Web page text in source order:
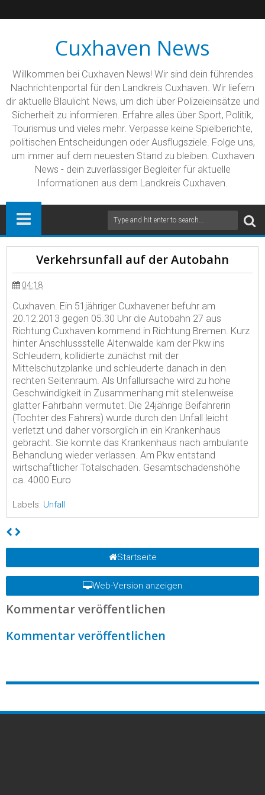
Cuxhaven News
Willkommen bei Cuxhaven News! Wir sind dein führendes
Nachrichtenportal für den Landkreis Cuxhaven. Wir liefern
dir aktuelle Blaulicht News, um dich über Polizeieinsätze und
Sicherheit zu informieren. Erfahre alles über Sport, Politik,
Tourismus und vieles mehr. Verpasse keine Spielberichte,
politischen Entscheidungen oder Ausflugsziele. Folge uns,
um immer auf dem neuesten Stand zu bleiben. Cuxhaven
News - dein zuverlässiger Begleiter für aktuelle
Informationen aus dem Landkreis Cuxhaven.
Verkehrsunfall auf der Autobahn
04:18
Cuxhaven. Ein 51jähriger Cuxhavener befuhr am
20.12.2013 gegen 05.30 Uhr die Autobahn 27 aus
Richtung Cuxhaven kommend in Richtung Bremen. Kurz
hinter Anschlussstelle Altenwalde kam der Pkw ins
Schleudern, kollidierte zunächst mit der
Mittelschutzplanke und schleuderte danach in den
rechten Seitenraum. Als Unfallursache wird zu hohe
Geschwindigkeit in Zusammenhang mit stellenweise
glatter Fahrbahn vermutet. Die 24jährige Beifahrerin
(Tochter des Fahrers) wurde durch den Unfall leicht
verletzt und daher vorsorglich in ein Krankenhaus
gebracht. Sie konnte das Krankenhaus nach ambulante
Behandlung wieder verlassen. Am Pkw entstand
wirtschaftlicher Totalschaden. Gesamtschadenshöhe
ca. 4000 Euro
Labels: Unfall
Startseite
Web-Version anzeigen
Kommentar veröffentlichen
Kommentar veröffentlichen